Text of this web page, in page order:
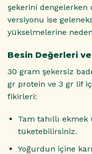
şekerini
versiyonu ise
yükselmelerine
Besin Değerleri
30 gram şekersiz
gr protein ve 3 gr lif
fikirleri:
Tam tahıllı
tüketebilirsiniz.
Yoğurdun içine